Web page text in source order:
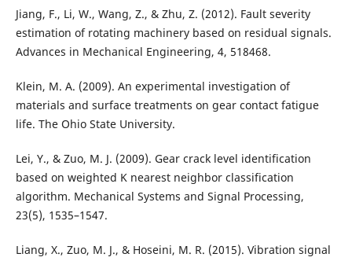
Jiang, F., Li, W., Wang, Z., & Zhu, Z. (2012). Fault severity
estimation of rotating machinery based on residual signals.
Advances in Mechanical Engineering, 4, 518468.
Klein, M. A. (2009). An experimental investigation of
materials and surface treatments on gear contact fatigue
life. The Ohio State University.
Lei, Y., & Zuo, M. J. (2009). Gear crack level identification
based on weighted K nearest neighbor classification
algorithm. Mechanical Systems and Signal Processing,
23(5), 1535–1547.
Liang, X., Zuo, M. J., & Hoseini, M. R. (2015). Vibration signal